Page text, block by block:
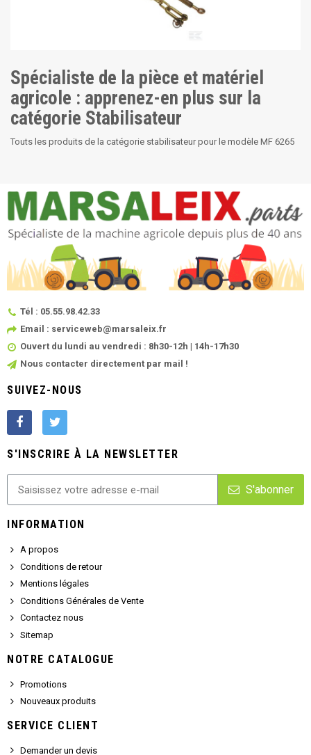
Spécialiste de la pièce et matériel
agricole : apprenez-en plus sur la
catégorie Stabilisateur
Touts les produits de la catégorie stabilisateur pour le modèle MF 6265
Tél : 05.55.98.42.33
Email : serviceweb@marsaleix.fr
Ouvert du lundi au vendredi : 8h30-12h | 14h-17h30
Nous contacter directement par mail !
SUIVEZ-NOUS
S'INSCRIRE À LA NEWSLETTER
S'abonner
INFORMATION
A propos
Conditions de retour
Mentions légales
Conditions Générales de Vente
Contactez nous
Sitemap
NOTRE CATALOGUE
Promotions
Nouveaux produits
SERVICE CLIENT
Demander un devis